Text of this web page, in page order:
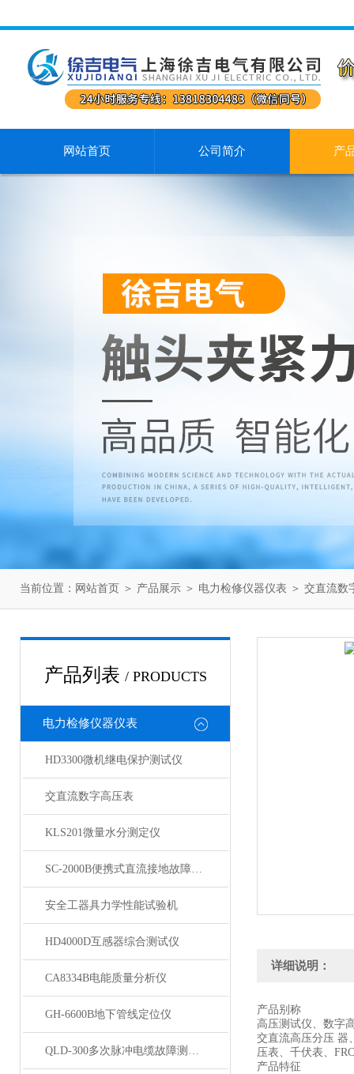
网站首页 公司简介 产
当前位置： 网站首页 ＞ 产品展示 ＞ 电力检修仪器仪表 ＞ 交直流数
产品列表 / PRODUCTS
电力检修仪器仪表
HD3300微机继电保护测试仪
交直流数字高压表
KLS201微量水分测定仪
SC-2000B便携式直流接地故障检测仪
安全工器具力学性能试验机
HD4000D互感器综合测试仪
CA8334B电能质量分析仪
GH-6600B地下管线定位仪
QLD-300多次脉冲电缆故障测试仪
详细说明：
产品别称
高压测试仪、数字
交直流高压分压 器
压表、千伏表、
产品特征